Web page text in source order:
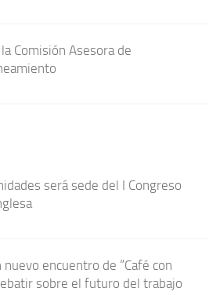
Comisión Asesora de
será sede del I Congreso
encuentro de “Café con
sobre el futuro del trabajo